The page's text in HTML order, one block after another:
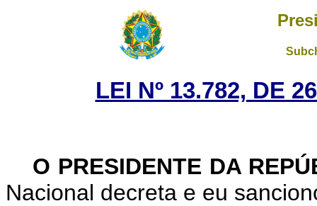
LEI Nº 13.782, DE
O PRESIDENTE DA
Nacional decreta e eu